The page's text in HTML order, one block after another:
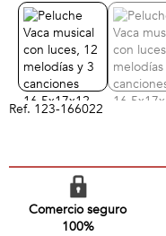
Ref. 123-166022
Comercio seguro
100%